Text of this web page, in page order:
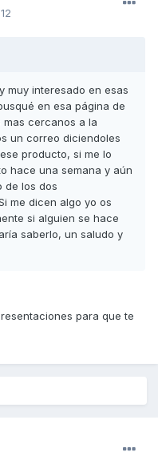
muy interesado en esas
en esa página de
mas cercanos a la
un correo diciendoles
producto, si me lo
hace una semana y aún
de los dos
me dicen algo yo os
si alguien se hace
saberlo, un saludo y
para que te